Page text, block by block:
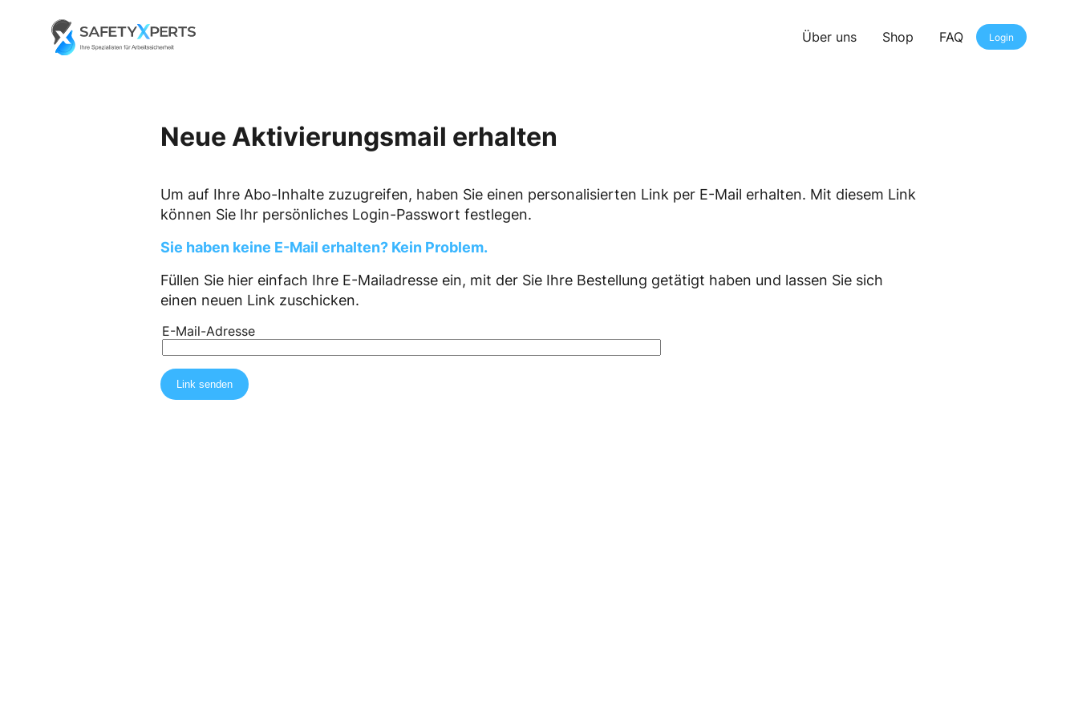
Go to landing page.
Über uns Shop FAQ Login
Neue Aktivierungsmail erhalten
Um auf Ihre Abo-Inhalte zuzugreifen, haben Sie einen personalisierten Link per E-Mail erhalten. Mit diesem Link
können Sie Ihr persönliches Login-Passwort festlegen.
Sie haben keine E-Mail erhalten? Kein Problem.
Füllen Sie hier einfach Ihre E-Mailadresse ein, mit der Sie Ihre Bestellung getätigt haben und lassen Sie sich
einen neuen Link zuschicken.